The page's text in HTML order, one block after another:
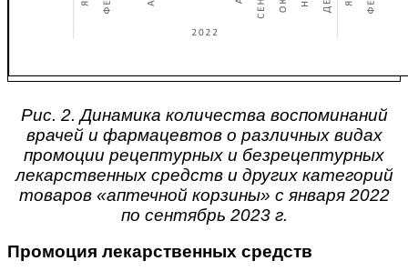
Рис. 2. Динамика количества воспоминаний
врачей и фармацевтов о различных видах
промоции рецептурных и безрецептурных
лекарственных средств и других категорий
товаров «аптечной корзины» с января 2022
по сентябрь 2023 г.
Промоция лекарственных средств